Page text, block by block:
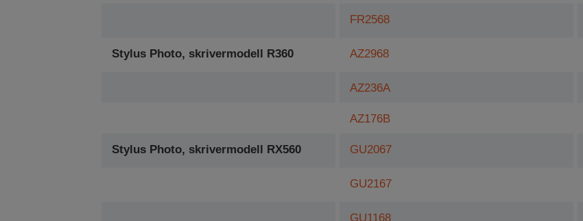
FR2568
Stylus Photo, skrivermodell R360 AZ2968
AZ236A
AZ176B
Stylus Photo, skrivermodell RX560 GU2067
GU2167
GU1168